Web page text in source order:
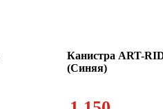
Канистра ART-
(Синяя)